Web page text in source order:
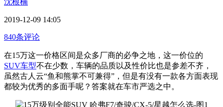
沈根楠
2019-12-09 14:05
840条评论
在15万这一价格区间是众多厂商的必争之地，这一价位的
SUV车型不在少数，车辆的品质以及性价比也是参差不齐，
虽然古人云“鱼和熊掌不可兼得”，但是有没有一款各方面表现
都较为优秀的多面手呢？答案就在车市严选之中。